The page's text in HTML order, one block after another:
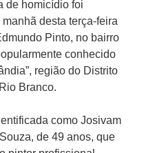
de homicídio foi
desta terça-feira
Pinto, no bairro
conhecido
região do Distrito
Branco.
como Josivam
de 49 anos, que